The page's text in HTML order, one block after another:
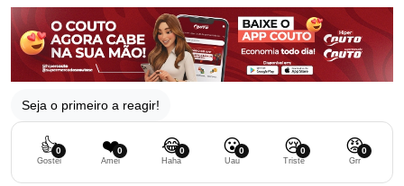
Seja o primeiro a reagir!
👍0
Gostei
❤️0
Amei
😂0
Haha
😮0
Uau
😢0
Triste
😡0
Grr